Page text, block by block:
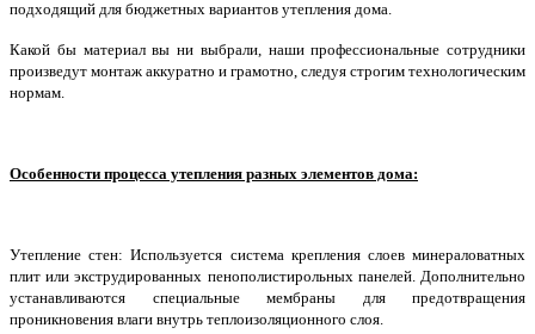
подходящий для бюджетных вариантов утепления дома.
Какой бы материал вы ни выбрали, наши профессиональные сотрудники
произведут монтаж аккуратно и грамотно, следуя строгим технологическим
нормам.
Особенности процесса утепления разных элементов дома:
Утепление стен: Используется система крепления слоев минераловатных
плит или экструдированных пенополистирольных панелей. Дополнительно
устанавливаются специальные мембраны для предотвращения
проникновения влаги внутрь теплоизоляционного слоя.